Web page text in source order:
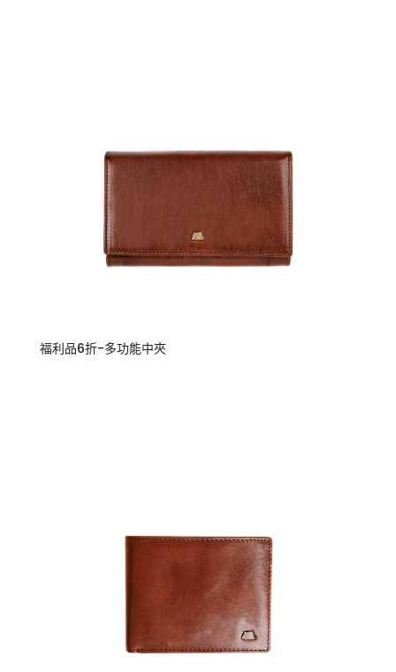
福利品6折-多功能中夾